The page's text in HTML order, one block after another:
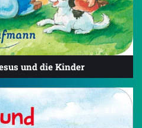
und die Kinder